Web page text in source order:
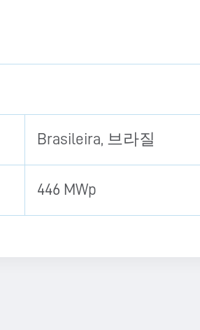
Brasileira, 브라질
446 MWp